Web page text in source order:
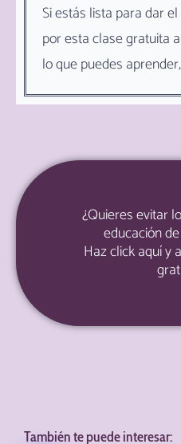
Si estás lista para dar
por esta clase gratuita
lo que puedes
¿Quieres evitar
educación
Haz click aquí y
También te puede interesar: